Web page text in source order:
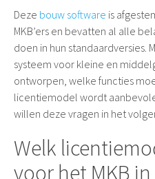
Deze bouw software is
MKB’ers en bevatten al alle
doen in hun standaardversies.
systeem voor kleine en
ontworpen, welke functies
licentiemodel wordt
willen deze vragen in het
Welk
voor het MKB